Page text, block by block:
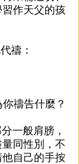
作天父的孩
禱：
禱告什麼？
一般肩膀，
同性別，不
自己的手按